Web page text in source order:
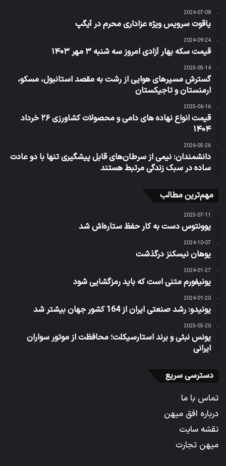
2024-07-08
یاقوت سرویس ویژه عزاداری محرم در آیگپ
2024-09-24
قیمت سکه بهار آزادی امروز سه شنبه ۳ مهر ۱۴۰۳
2025-05-14
گسترش مسیرهای هوایی از رشت به مقصد استانبول، مسکو،
ارمنستان و تاجیکستان
2025-06-16
قیمت انواع نهاده های دامی و محصولات کشاورزی ۲۶ خرداد
۱۴۰۴
2026-05-26
دانشمندان: نیمی از سرطان‌های قابل پیشگیری تنها با دو عادت
ساده در سبک زندگی مرتبط هستند
مهم‌ترین مطالب
2025-07-11
یوونتوس دست به کار حفظ ستاره‌اش شد
2024-10-07
یوهان نیسکنز درگذشت
2024-01-27
یونیفورم متنی است که باید رمزگشایی شود
2024-01-20
یونیدو: رشد صنعتی ایران از 164 کشور جهان بیشتر شد
2025-05-20
یونس نبئی و برند استارسیکلت؛ محافظت از موتور سواران
ایرانی
دسترسی سریع
تماس با ما
درباره افق میهن
نقشه سایت
میهن تجارت